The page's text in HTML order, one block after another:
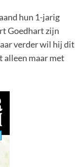
hun 1-jarig
Goedhart zijn
verder wil hij dit
alleen maar met